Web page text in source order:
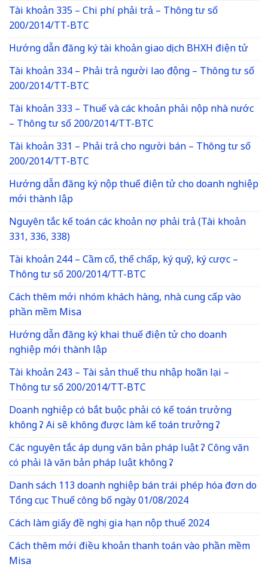
Tài khoản 335 – Chi phí phải trả – Thông tư số
200/2014/TT-BTC
Hướng dẫn đăng ký tài khoản giao dịch BHXH điện tử
Tài khoản 334 – Phải trả người lao động – Thông tư số
200/2014/TT-BTC
Tài khoản 333 – Thuế và các khoản phải nộp nhà nước
– Thông tư số 200/2014/TT-BTC
Tài khoản 331 – Phải trả cho người bán – Thông tư số
200/2014/TT-BTC
Hướng dẫn đăng ký nộp thuế điện tử cho doanh nghiệp
mới thành lập
Nguyên tắc kế toán các khoản nợ phải trả (Tài khoản
331, 336, 338)
Tài khoản 244 – Cầm cố, thế chấp, ký quỹ, ký cược –
Thông tư số 200/2014/TT-BTC
Cách thêm mới nhóm khách hàng, nhà cung cấp vào
phần mềm Misa
Hướng dẫn đăng ký khai thuế điện tử cho doanh
nghiệp mới thành lập
Tài khoản 243 – Tài sản thuế thu nhập hoãn lại –
Thông tư số 200/2014/TT-BTC
Doanh nghiệp có bắt buộc phải có kế toán trưởng
không ? Ai sẽ không được làm kế toán trưởng ?
Các nguyên tắc áp dụng văn bản pháp luật ? Công văn
có phải là văn bản pháp luật không ?
Danh sách 113 doanh nghiệp bán trái phép hóa đơn do
Tổng cục Thuế công bố ngày 01/08/2024
Cách làm giấy đề nghị gia hạn nộp thuế 2024
Cách thêm mới điều khoản thanh toán vào phần mềm
Misa